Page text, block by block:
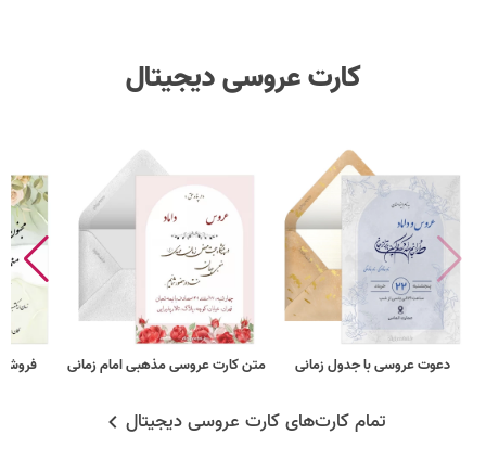
کارت عروسی دیجیتال
دعوت عروسی با جدول زمانی متن کارت عروسی مذهبی امام زمانی
تمام کارت‌های کارت عروسی دیجیتال